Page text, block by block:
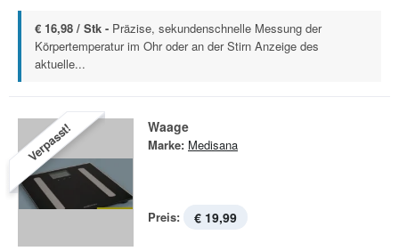
€ 16,98 / Stk - Präzise, sekundenschnelle Messung der
Körpertemperatur im Ohr oder an der Stirn Anzeige des
aktuelle...
Verpasst! Waage
Marke: Medisana
Preis: € 19,99